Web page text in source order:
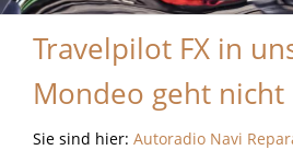
Travelpilot FX in
Mondeo geht nicht
Sie sind hier: Autoradio Navi